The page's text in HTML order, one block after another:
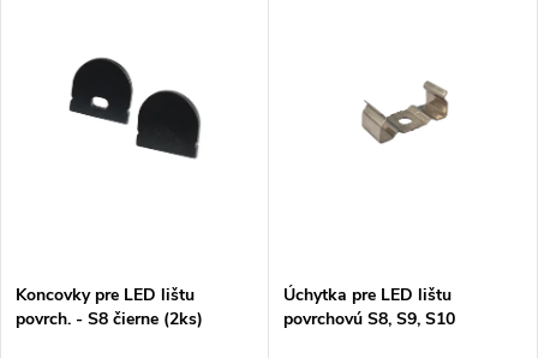
Koncovky pre LED lištu
povrch. - S8 čierne (2ks)
Úchytka pre LED lištu
povrchovú S8, S9, S10